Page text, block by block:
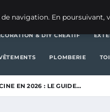
& DIY CRÉATIF
PLOMBERIE
EN 2026 : LE GUIDE…
navigation. En